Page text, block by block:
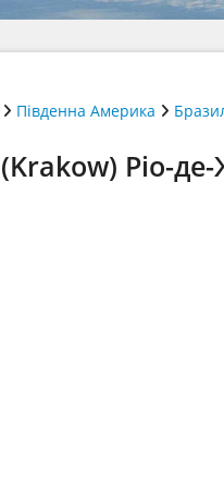
Південна Америка
Ріо-